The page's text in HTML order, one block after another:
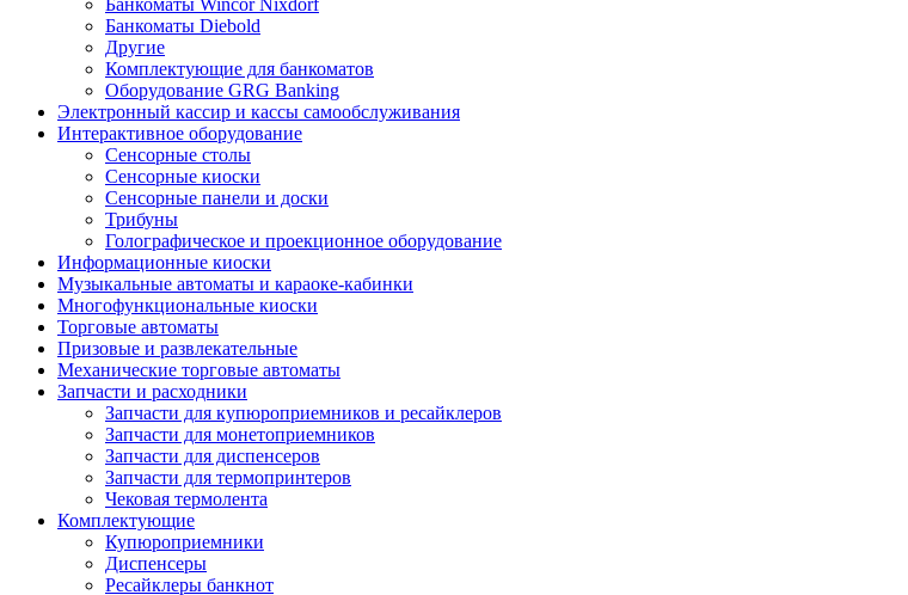
Банкоматы Wincor Nixdorf
Банкоматы Diebold
Другие
Комплектующие для банкоматов
Оборудование GRG Banking
Электронный кассир и кассы самообслуживания
Интерактивное оборудование
Сенсорные столы
Сенсорные киоски
Сенсорные панели и доски
Трибуны
Голографическое и проекционное оборудование
Информационные киоски
Музыкальные автоматы и караоке-кабинки
Многофункциональные киоски
Торговые автоматы
Призовые и развлекательные
Механические торговые автоматы
Запчасти и расходники
Запчасти для купюроприемников и ресайклеров
Запчасти для монетоприемников
Запчасти для диспенсеров
Запчасти для термопринтеров
Чековая термолента
Комплектующие
Купюроприемники
Диспенсеры
Ресайклеры банкнот